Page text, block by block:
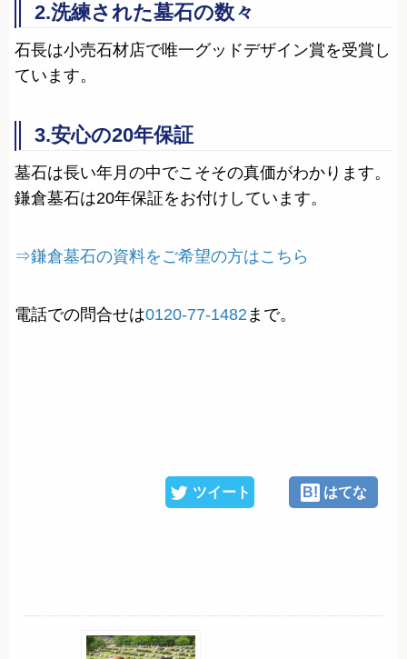
2.洗練された墓石の数々
石長は小売石材店で唯一グッドデザイン賞を受賞し
ています。
3.安心の20年保証
墓石は長い年月の中でこそその真価がわかります。
鎌倉墓石は20年保証をお付けしています。
⇒鎌倉墓石の資料をご希望の方はこちら
電話での問合せは0120-77-1482まで。
ツイート B! はてな